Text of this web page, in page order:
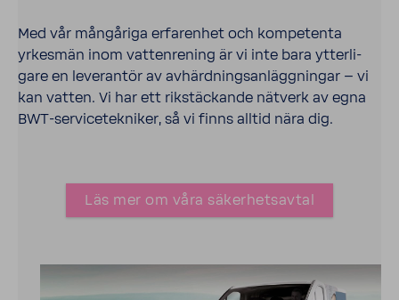
Med vår mång­å­riga erfa­renhet och kompe­tenta
yrkesmän inom vatten­re­ning är vi inte bara ytter­li­
gare en leve­rantör av avhärd­nings­an­lägg­ningar – vi
kan vatten. Vi har ett rikstäc­kande nätverk av egna
BWT-​servicetekniker, så vi finns alltid nära dig.
Läs mer om våra säkerhetsavtal